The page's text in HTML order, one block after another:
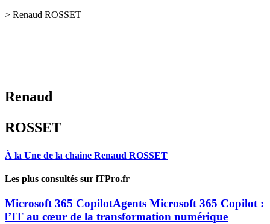
> Renaud ROSSET
Renaud
ROSSET
À la Une de la chaine Renaud ROSSET
Les plus consultés sur iTPro.fr
Microsoft 365 CopilotAgents Microsoft 365 Copilot :
l’IT au cœur de la transformation numérique